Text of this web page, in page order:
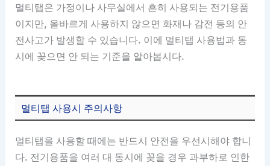
멀티탭은 가정이나 사무실에서 흔히 사용되는 전기용품
이지만, 올바르게 사용하지 않으면 화재나 감전 등의 안
전사고가 발생할 수 있습니다. 이에 멀티탭 사용법과 동
시에 꽂으면 안 되는 기준을 알아봅시다.
멀티탭 사용시 주의사항
멀티탭을 사용할 때에는 반드시 안전을 우선시해야 합니
다. 전기용품을 여러 대 동시에 꽂을 경우 과부하로 인한